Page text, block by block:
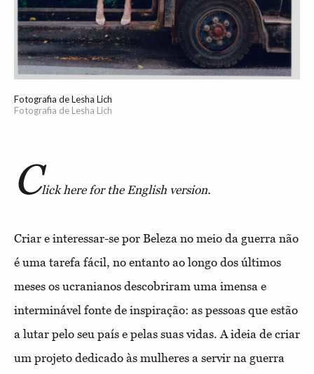
Fotografia de Lesha Lich
Fotografia de Lesha Lich
Click here for the English version.
Criar e interessar-se por Beleza no meio da guerra não
é uma tarefa fácil, no entanto ao longo dos últimos
meses os ucranianos descobriram uma imensa e
interminável fonte de inspiração: as pessoas que estão
a lutar pelo seu país e pelas suas vidas. A ideia de criar
um projeto dedicado às mulheres a servir na guerra